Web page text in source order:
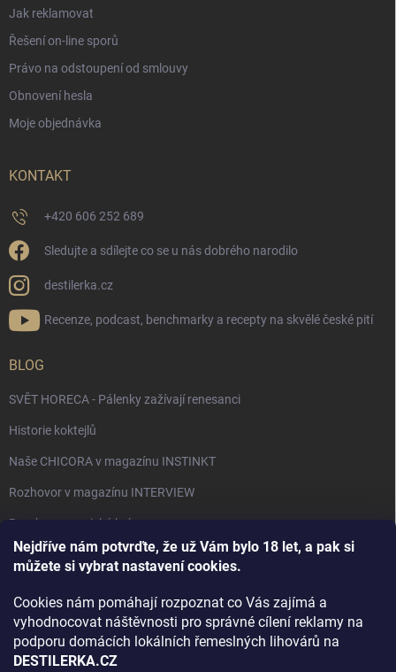
Nejdříve nám potvrďte, že už Vám bylo 18 let, a pak si
můžete si vybrat nastavení cookies.
Cookies nám pomáhají rozpoznat co Vás zajímá a
vyhodnocovat náštěvnosti pro správné cílení reklamy na
podporu domácích lokálních řemeslných lihovárů na
DESTILERKA.CZ
Jak reklamovat
Řešení on-line sporů
Právo na odstoupení od smlouvy
Obnovení hesla
Moje objednávka
KONTAKT
+420 606 252 689
Sledujte a sdílejte co se u nás dobrého narodilo
destilerka.cz
Recenze, podcast, benchmarky a recepty na skvělé české pití
BLOG
SVĚT HORECA - Pálenky zažívají renesanci
Historie koktejlů
Naše CHICORA v magazínu INSTINKT
Rozhovor v magazínu INTERVIEW
Bourbon, americká krása.
Napsali v TÝDNU o naší práci
Rozhovor s DESTILERKA.CZ v magazínu DRINKING-CAT
Jak vybrat dárek na Vánoce